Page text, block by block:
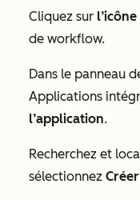
Cliquez sur
de workflow.
Dans le panneau
Applications
l’application.
Recherchez et
sélectionnez